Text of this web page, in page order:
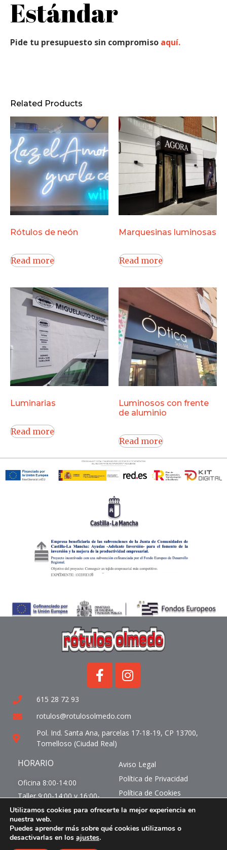
Estándar
Pide tu presupuesto sin compromiso aquí.
Related Products
Rótulos de neón
Read more
Marquesinas luminosas
Read more
Luminarias
Read more
Luminosos con frente
de aluminio
Read more
615 28 72 93
rotulos@rotulosolmedo.com
Pol. Ind. Santa Ana, parcelas 17-18-19, CP 13700,
Tomelloso (Ciudad Real)
HORARIO
Oficina 8:00-14:00
Taller 9:00-14:00 y 16:00-
19:00
Aviso Legal
Política de Privacidad
Política de Cookies
Condiciones de uso
© 2024. Rótulos Olmedo. Todos los derechos
reservados.
Utilizamos cookies para ofrecerte la mejor experiencia en
nuestra web.
Puedes aprender más sobre qué cookies utilizamos o
desactivarlas en los ajustes.